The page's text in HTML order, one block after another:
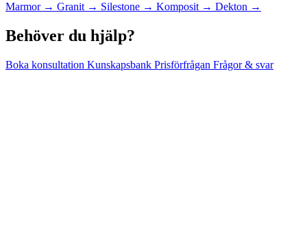
Marmor → Granit → Silestone → Komposit → Dekton →
Behöver du hjälp?
Boka konsultation Kunskapsbank Prisförfrågan Frågor & svar